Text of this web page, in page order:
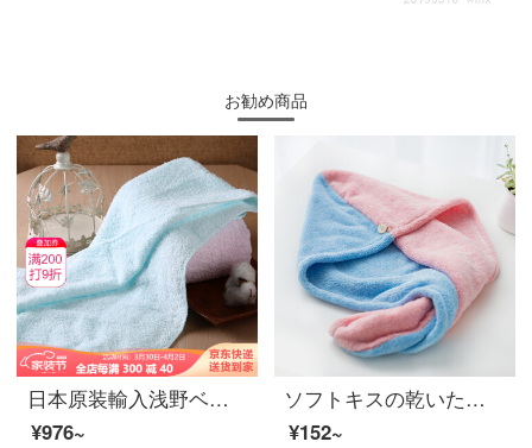
お勧め商品
日本原装輸入浅野ベビータオル純綿強吸水ティッシュ柔らかで快適な速乾洗フェイスタオル32*85 cm清風ブルー32*85 cm
¥976~
ソフトキスの乾いた髪タオルを拭いて、髪の毛を水で洗って、シャワーキャップを巻いて、髪を長くします。女性の乾燥帽は薄いです。28*65 cmです。
¥152~